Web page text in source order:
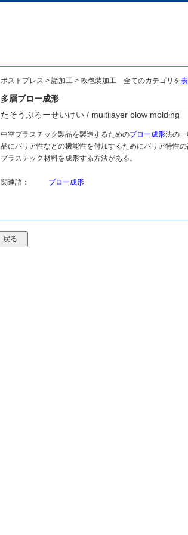
ポストプレス > 諸加工 > 軟包装加工全てのカテゴリを
多層ブロー成形
たそうぶろーせいけい / multilayer blow molding
中空プラスチック製品を製造するためのブロー成形法の
品にバリア性などの機能性を付加するためにバリア特性
プラスチック材料を成形する方法がある。
関連語： ブロー成形